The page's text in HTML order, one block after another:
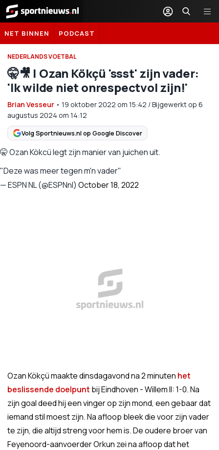
Sportnieuws.nl
NET BINNEN PODCAST
NEDERLANDS VOETBAL
🤫🎥 | Ozan Kökçü 'ssst' zijn vader:
'Ik wilde niet onrespectvol zijn!'
Brian Vesseur • 19 oktober 2022 om 15:42 /Bijgewerkt op 6
augustus 2024 om 14:12
Volg Sportnieuws.nl op Google Discover
🤫 Ozan Kökcü legt zijn manier van juichen uit.
"Deze was meer tegen m'n vader"
— ESPN NL (@ESPNnl) October 18, 2022
Ozan Kökçü maakte dinsdagavond na 2 minuten het
beslissende doelpunt bij Eindhoven - Willem II: 1-0. Na
zijn goal deed hij een vinger op zijn mond, een gebaar dat
iemand stil moest zijn. Na afloop bleek die voor zijn vader
te zijn, die altijd streng voor hem is. De oudere broer van
Feyenoord-aanvoerder Orkun zei na afloop dat het